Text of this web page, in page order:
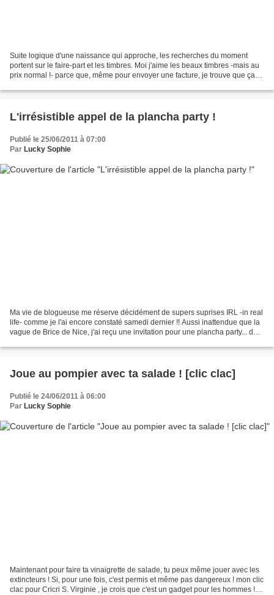
Suite logique d'une naissance qui approche, les recherches du moment
portent sur le faire-part et les timbres. Moi j'aime les beaux timbres -mais au
prix normal !- parce que, même pour envoyer une facture, je trouve que ça
L'irrésistible appel de la plancha party !
Publié le 25/06/2011 à 07:00
Par Lucky Sophie
Ma vie de blogueuse me réserve décidément de supers suprises IRL -in real
life- comme je l'ai encore constaté samedi dernier !! Aussi inattendue que la
vague de Brice de Nice, j'ai reçu une invitation pour une plancha party... de
Joue au pompier avec ta salade ! [clic clac]
Publié le 24/06/2011 à 06:00
Par Lucky Sophie
Maintenant pour faire ta vinaigrette de salade, tu peux même jouer avec les
extincteurs ! Si, pour une fois, c'est permis et même pas dangereux ! mon clic
clac pour Cricri S. Virginie , je crois que c'est un gadget pour les hommes !